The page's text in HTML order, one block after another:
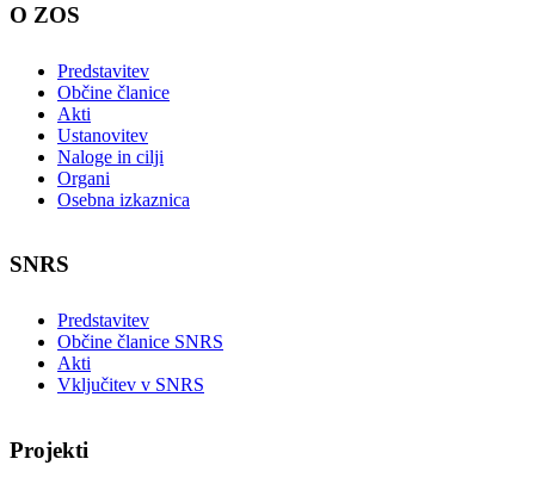
O ZOS
Predstavitev
Občine članice
Akti
Ustanovitev
Naloge in cilji
Organi
Osebna izkaznica
SNRS
Predstavitev
Občine članice SNRS
Akti
Vključitev v SNRS
Projekti